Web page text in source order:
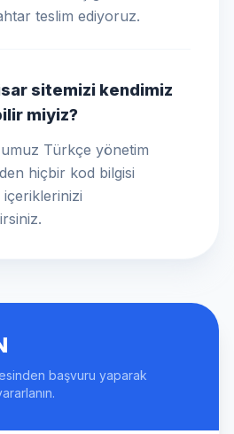
teslim ediyoruz.
sitemizi kendimiz
miyiz?
Türkçe yönetim
hiçbir kod bilgisi
başvuru yaparak